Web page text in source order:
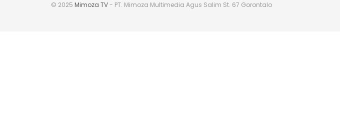
© 2025 Mimoza TV- PT. Mimoza Multimedia Agus Salim St. 67 Gorontalo